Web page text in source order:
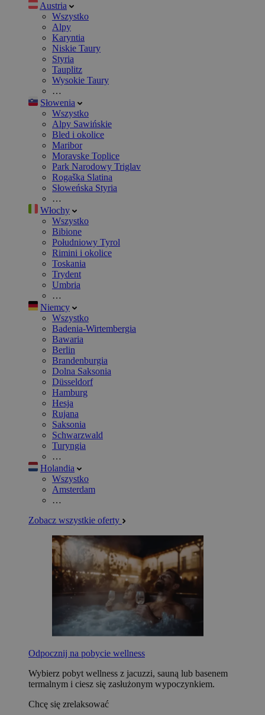
Austria
Wszystko
Alpy
Karyntia
Niskie Taury
Styria
Tauplitz
Wysokie Taury
…
Słowenia
Wszystko
Alpy Sawińskie
Bled i okolice
Maribor
Moravske Toplice
Park Narodowy Triglav
Rogaška Slatina
Słoweńska Styria
…
Włochy
Wszystko
Bibione
Południowy Tyrol
Rimini i okolice
Toskania
Trydent
Umbria
…
Niemcy
Wszystko
Badenia-Wirtembergia
Bawaria
Berlin
Brandenburgia
Dolna Saksonia
Düsseldorf
Hamburg
Hesja
Rujana
Saksonia
Schwarzwald
Turyngia
…
Holandia
Wszystko
Amsterdam
…
Zobacz wszystkie oferty
Odpocznij na pobycie wellness
Wybierz pobyt wellness z jacuzzi, sauną lub basenem
termalnym i ciesz się zasłużonym wypoczynkiem.
Chcę się zrelaksować